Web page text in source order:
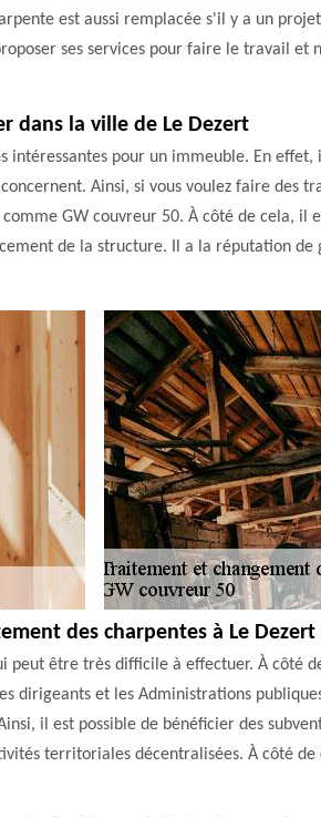
est aussi remplacée s'il y a un
ses services pour faire le travail et
dans la ville de Le Dezert
intéressantes pour un immeuble. En effet,
Ainsi, si vous voulez faire des
GW couvreur 50. À côté de cela, il
de la structure. Il a la réputation
des charpentes à Le Dezert
peut être très difficile à effectuer. À côté
dirigeants et les Administrations
il est possible de bénéficier des
territoriales décentralisées. À côté de